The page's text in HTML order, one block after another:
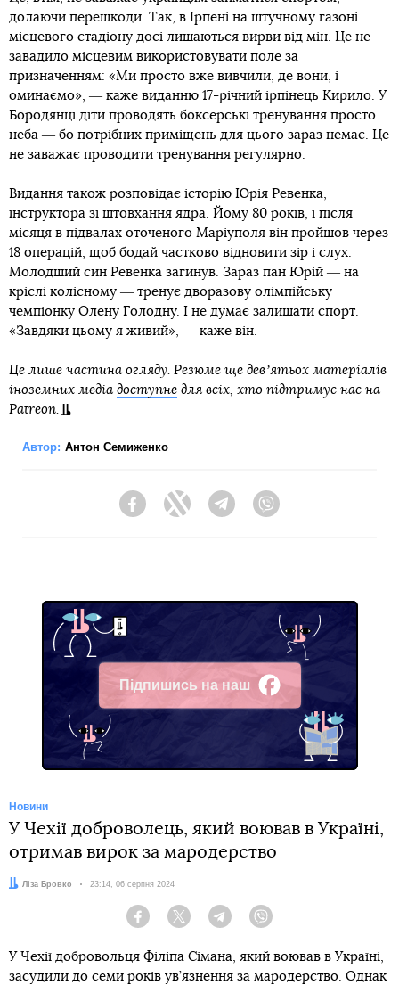
долаючи перешкоди. Так, в Ірпені на штучному газоні
місцевого стадіону досі лишаються вирви від мін. Це не
завадило місцевим використовувати поле за
призначенням: «Ми просто вже вивчили, де вони, і
оминаємо», ― каже виданню 17-річний ірпінець Кирило. У
Бородянці діти проводять боксерські тренування просто
неба ― бо потрібних приміщень для цього зараз немає. Це
не заважає проводити тренування регулярно.
Видання також розповідає історію Юрія Ревенка,
інструктора зі штовхання ядра. Йому 80 років, і після
місяця в підвалах оточеного Маріуполя він пройшов через
18 операцій, щоб бодай частково відновити зір і слух.
Молодший син Ревенка загинув. Зараз пан Юрій ― на
кріслі колісному ― тренує дворазову олімпійську
чемпіонку Олену Голодну. І не думає залишати спорт.
«Завдяки цьому я живий», ― каже він.
Це лише частина огляду. Резюме ще девʼятьох матеріалів
іноземних медіа доступне для всіх, хто підтримує нас на
Patreon.
Автор: Антон Семиженко
FacebookTwitter Telegram
Підпишись на наш
Facebook
Новини
У Чехії доброволець, який воював в Україні,
отримав вирок за мародерство
Автор:
Ліза Бровко Дата:
23:14, 06 серпня 2024
Facebook Twitter Telegram
У Чехії добровольця Філіпа Сімана, який воював в Україні,
засудили до семи років ув’язнення за мародерство. Однак